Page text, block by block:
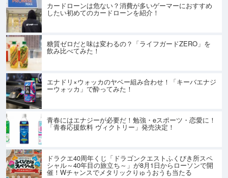
カードローンは危ない？消費が多いゲーマーにおすすめ
したい初めてのカードローンを紹介！
糖質ゼロだと味は変わるの？「ライフガードZERO」を
飲み比べてみた！
エナドリ×ウォッカのヤベー組み合わせ！「キーバエナジ
ーウォッカ」で酔ってみた！
青春にはエナジーが必要だ！勉強・eスポーツ・恋愛に！
「青春応援飲料 ヴィクトリー」発売決定！
ドラクエ40周年くじ「ドラゴンクエストふくびき所スペ
シャル～40年目の旅立ち～」が8月1日からローソンで開
催！Wチャンスでメタリックりゅうおうも当たる